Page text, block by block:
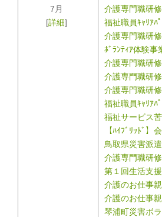
7月
[詳細]
介護専門職研
福祉職員ｷｬﾘｱﾊ
介護専門職研
ﾎﾞﾗﾝﾃｨｱ体験
介護専門職研
介護専門職研
介護専門職研
福祉職員ｷｬﾘｱﾊ
福祉サービス
【ﾊｲﾌﾞﾘｯﾄﾞ
鳥取県災害派
介護専門職研
第１回生活支
介護のお仕事
介護のお仕事
琴浦町災害ボ